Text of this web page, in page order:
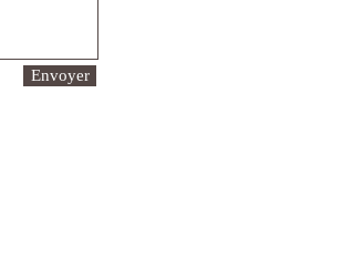
Envoyer